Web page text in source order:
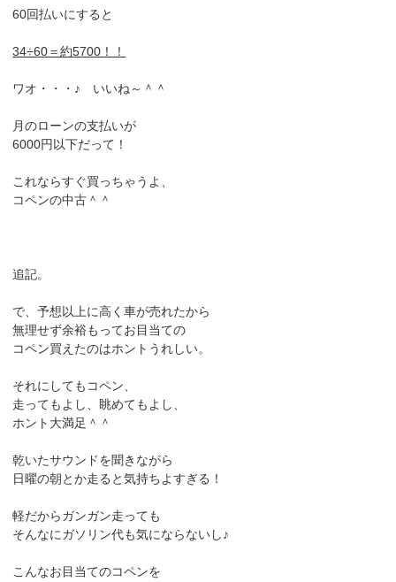
60回払いにすると
34÷60＝約5700！！
ワオ・・・♪ いいね～＾＾
月のローンの支払いが
6000円以下だって！
これならすぐ買っちゃうよ、
コペンの中古＾＾
追記。
で、予想以上に高く車が売れたから
無理せず余裕もってお目当ての
コペン買えたのはホントうれしい。
それにしてもコペン、
走ってもよし、眺めてもよし、
ホント大満足＾＾
乾いたサウンドを聞きながら
日曜の朝とか走ると気持ちよすぎる！
軽だからガンガン走っても
そんなにガソリン代も気にならないし♪
こんなお目当てのコペンを